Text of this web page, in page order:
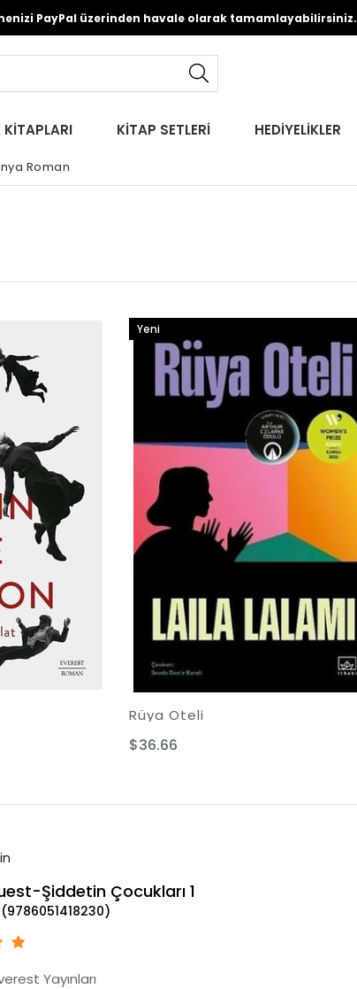
PayPal üzerinden havale olarak tamamlayabilirsiniz.
KİTAP SETLERİ HEDİYELİKLER
Roman
Rüya Oteli
$36.66
Yeni
Şiddetin Çocukları 1
(9786051418230)
Yayınları